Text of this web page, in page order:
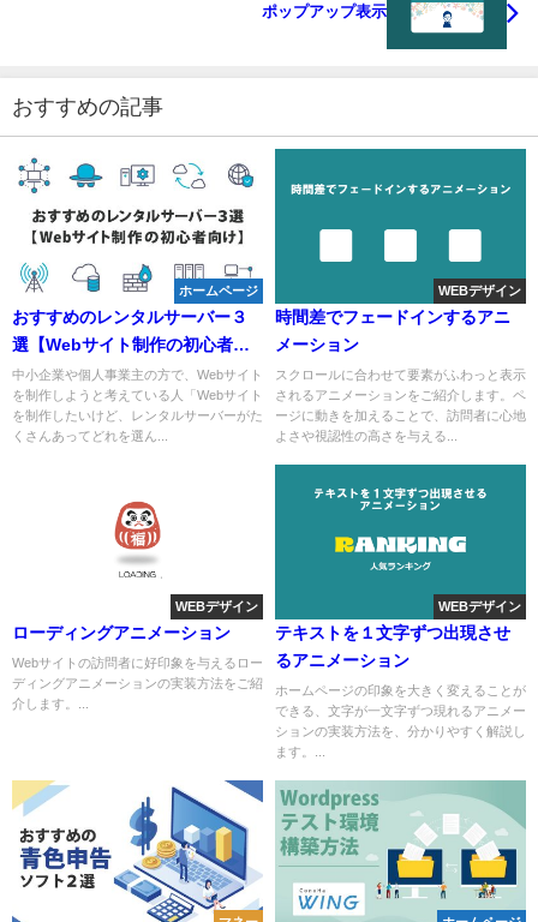
ポップアップ表示
おすすめの記事
ホームページ
おすすめのレンタルサーバー３
選【Webサイト制作の初心者向
け】
中小企業や個人事業主の方で、Webサイト
を制作しようと考えている人「Webサイト
を制作したいけど、レンタルサーバーがた
くさんあってどれを選ん...
WEBデザイン
時間差でフェードインするアニ
メーション
スクロールに合わせて要素がふわっと表示
されるアニメーションをご紹介します。ペ
ージに動きを加えることで、訪問者に心地
よさや視認性の高さを与える...
WEBデザイン
ローディングアニメーション
Webサイトの訪問者に好印象を与えるロー
ディングアニメーションの実装方法をご紹
介します。...
WEBデザイン
テキストを１文字ずつ出現させ
るアニメーション
ホームページの印象を大きく変えることが
できる、文字が一文字ずつ現れるアニメー
ションの実装方法を、分かりやすく解説し
ます。...